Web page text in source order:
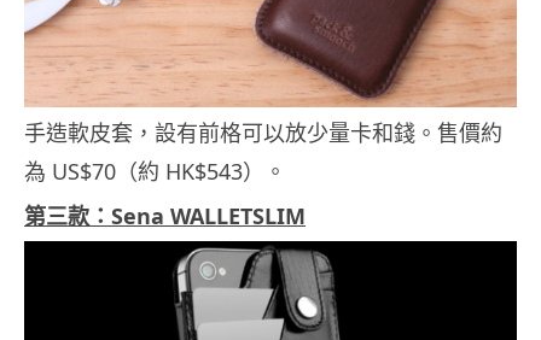
手造軟皮套，設有前格可以放少量卡和錢。售價約
為 US$70（約 HK$543）。
第三款：Sena WALLETSLIM